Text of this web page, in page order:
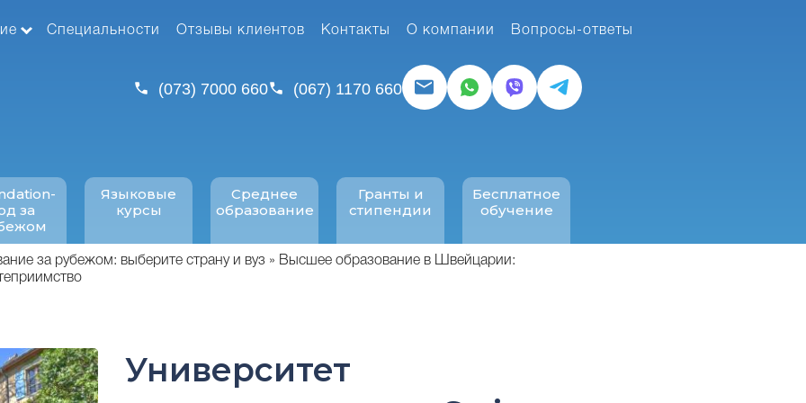
Специальности Отзывы клиентов Контакты О компании Вопросы-ответы
(073) 7000 660 (067) 1170 660
за
Языковые
курсы
Среднее
образование
Гранты и
стипендии
Бесплатное
обучение
за рубежом: выберите страну и вуз
Высшее образование в Швейцарии:
Университет